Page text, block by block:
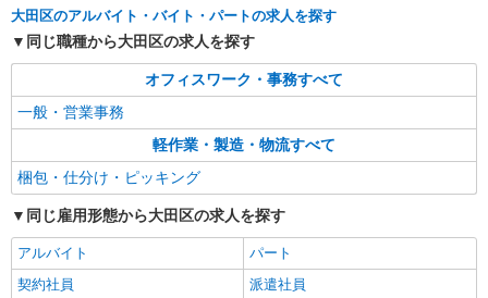
荷物・商品仕分け
時給1400円 ※22:00〜翌5:00の間は深夜手当込
みで時給1，750円になります。
≪羽田空港事業場≫ 東京都大田区羽田空港3-2-
港営業所内）
キープ 詳細を見る
アルバイト パート
SGフィルダー株式会社/W23996-013
荷物・商品仕分け
時給1400円 ※22:00〜翌5:00の間は深夜手当込
大田区のアルバイト・バイト・パートの求人を探す
同じ職種から大田区の求人を探す
オフィスワーク・事務すべて
一般・営業事務
軽作業・製造・物流すべて
梱包・仕分け・ピッキング
同じ雇用形態から大田区の求人を探す
アルバイト
パート
契約社員
派遣社員